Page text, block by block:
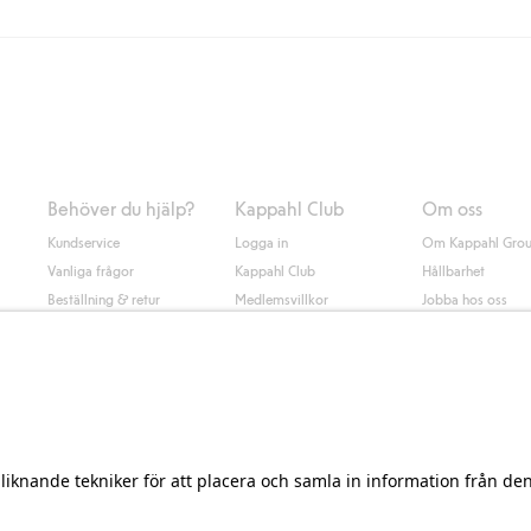
Behöver du hjälp?
Kundservice
Vanliga frågor
Beställning & retur
Kappahl Club
Logga in
Kappahl Club
Medlemsvillkor
Om oss
Om Kappahl
Hållbarhet
Jobba hos oss